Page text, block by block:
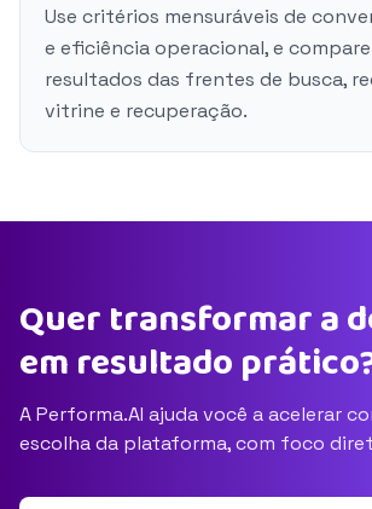
Use critérios mensuráveis de
e eficiência operacional, e
resultados das frentes de busca,
vitrine e recuperação.
Quer transformar a
em resultado
A Performa.AI ajuda você a acelerar
escolha da plataforma, com foco